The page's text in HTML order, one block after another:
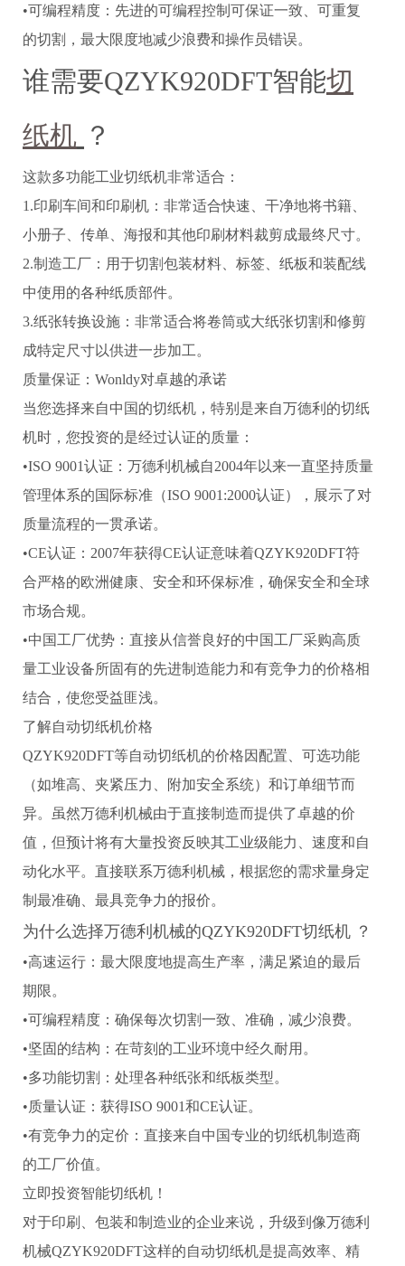
•可编程精度：先进的可编程控制可保证一致、可重复
的切割，最大限度地减少浪费和操作员错误。
谁需要QZYK920DFT智能切
纸机 ？
这款多功能工业切纸机非常适合：
1.印刷车间和印刷机：非常适合快速、干净地将书籍、
小册子、传单、海报和其他印刷材料裁剪成最终尺寸。
2.制造工厂：用于切割包装材料、标签、纸板和装配线
中使用的各种纸质部件。
3.纸张转换设施：非常适合将卷筒或大纸张切割和修剪
成特定尺寸以供进一步加工。
质量保证：Wonldy对卓越的承诺
当您选择来自中国的切纸机，特别是来自万德利的切纸
机时，您投资的是经过认证的质量：
•ISO 9001认证：万德利机械自2004年以来一直坚持质量
管理体系的国际标准（ISO 9001:2000认证），展示了对
质量流程的一贯承诺。
•CE认证：2007年获得CE认证意味着QZYK920DFT符
合严格的欧洲健康、安全和环保标准，确保安全和全球
市场合规。
•中国工厂优势：直接从信誉良好的中国工厂采购高质
量工业设备所固有的先进制造能力和有竞争力的价格相
结合，使您受益匪浅。
了解自动切纸机价格
QZYK920DFT等自动切纸机的价格因配置、可选功能
（如堆高、夹紧压力、附加安全系统）和订单细节而
异。虽然万德利机械由于直接制造而提供了卓越的价
值，但预计将有大量投资反映其工业级能力、速度和自
动化水平。直接联系万德利机械，根据您的需求量身定
制最准确、最具竞争力的报价。
为什么选择万德利机械的QZYK920DFT切纸机 ？
•高速运行：最大限度地提高生产率，满足紧迫的最后
期限。
•可编程精度：确保每次切割一致、准确，减少浪费。
•坚固的结构：在苛刻的工业环境中经久耐用。
•多功能切割：处理各种纸张和纸板类型。
•质量认证：获得ISO 9001和CE认证。
•有竞争力的定价：直接来自中国专业的切纸机制造商
的工厂价值。
立即投资智能切纸机！
对于印刷、包装和制造业的企业来说，升级到像万德利
机械QZYK920DFT这样的自动切纸机是提高效率、精